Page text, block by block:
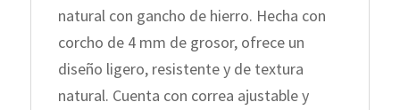
natural con gancho de hierro. Hecha con
corcho de 4 mm de grosor, ofrece un
diseño ligero, resistente y de textura
natural. Cuenta con correa ajustable y